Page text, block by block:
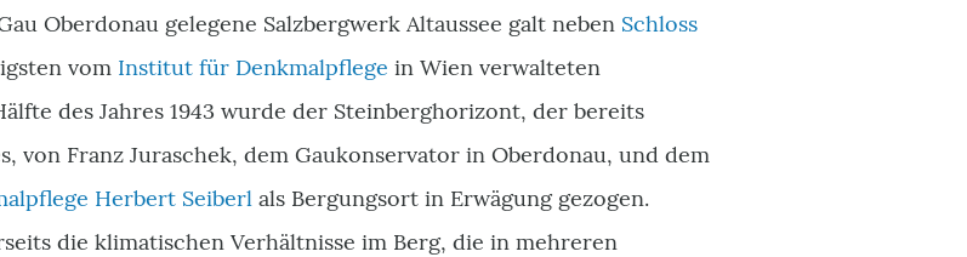
Oberdonau gelegene Salzbergwerk Altaussee galt neben Schloss
vom Institut für Denkmalpflege in Wien verwalteten
des Jahres 1943 wurde der Steinberghorizont, der bereits
von Franz Juraschek, dem Gaukonservator in Oberdonau, und dem
Herbert Seiberl als Bergungsort in Erwägung gezogen.
die klimatischen Verhältnisse im Berg, die in mehreren